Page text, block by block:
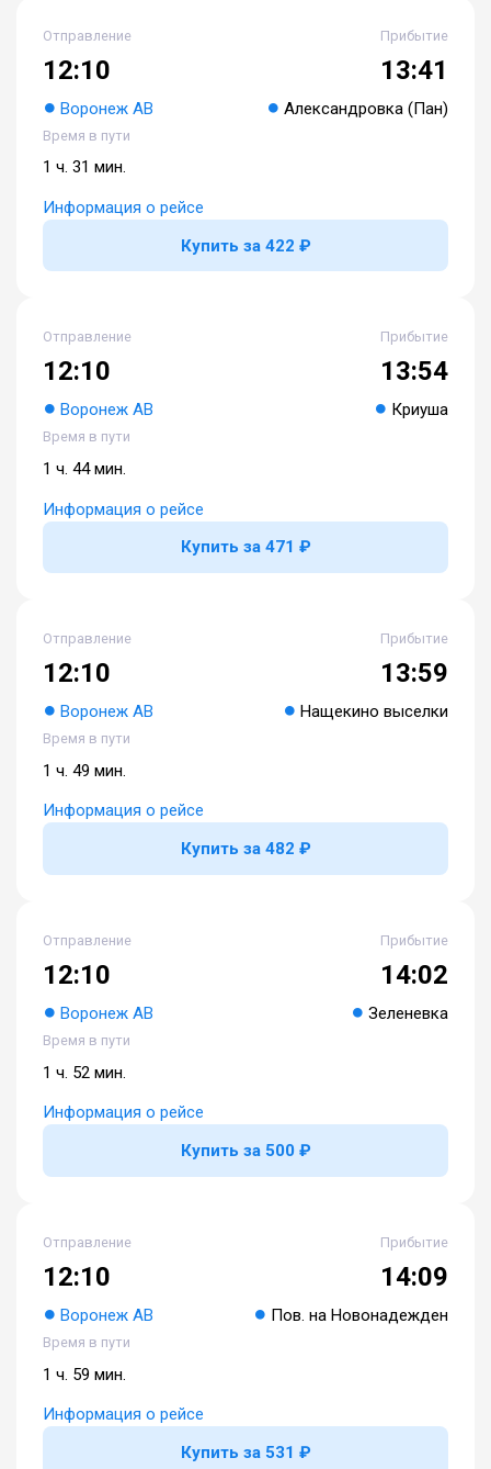
Отправление
12:10
Воронеж АВ
Прибытие
13:41
Александровка (Пан)
Время в пути
1 ч. 31 мин.
Информация о рейсе
Купить за 422 ₽
Отправление
12:10
Воронеж АВ
Прибытие
13:54
Криуша
Время в пути
1 ч. 44 мин.
Информация о рейсе
Купить за 471 ₽
Отправление
12:10
Воронеж АВ
Прибытие
13:59
Нащекино выселки
Время в пути
1 ч. 49 мин.
Информация о рейсе
Купить за 482 ₽
Отправление
12:10
Воронеж АВ
Прибытие
14:02
Зеленевка
Время в пути
1 ч. 52 мин.
Информация о рейсе
Купить за 500 ₽
Отправление
12:10
Воронеж АВ
Прибытие
14:09
Пов. на Новонадежден
Время в пути
1 ч. 59 мин.
Информация о рейсе
Купить за 531 ₽